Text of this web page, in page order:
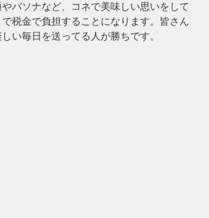
パソナなど、コネで美味しい思いをして
税金で負担することになります。皆さん
い毎日を送ってる人が勝ちです。